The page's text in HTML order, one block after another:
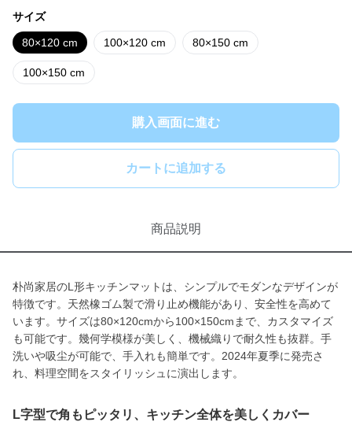
サイズ
80×120 cm 100×120 cm 80×150 cm
100×150 cm
購入画面に進む
カートに追加する
商品説明
朴尚家居のL形キッチンマットは、シンプルでモダンなデザインが
特徴です。天然橡ゴム製で滑り止め機能があり、安全性を高めて
います。サイズは80×120cmから100×150cmまで、カスタマイズ
も可能です。幾何学模様が美しく、機械織りで耐久性も抜群。手
洗いや吸尘が可能で、手入れも簡単です。2024年夏季に発売さ
れ、料理空間をスタイリッシュに演出します。
L字型で角もピッタリ、キッチン全体を美しくカバー